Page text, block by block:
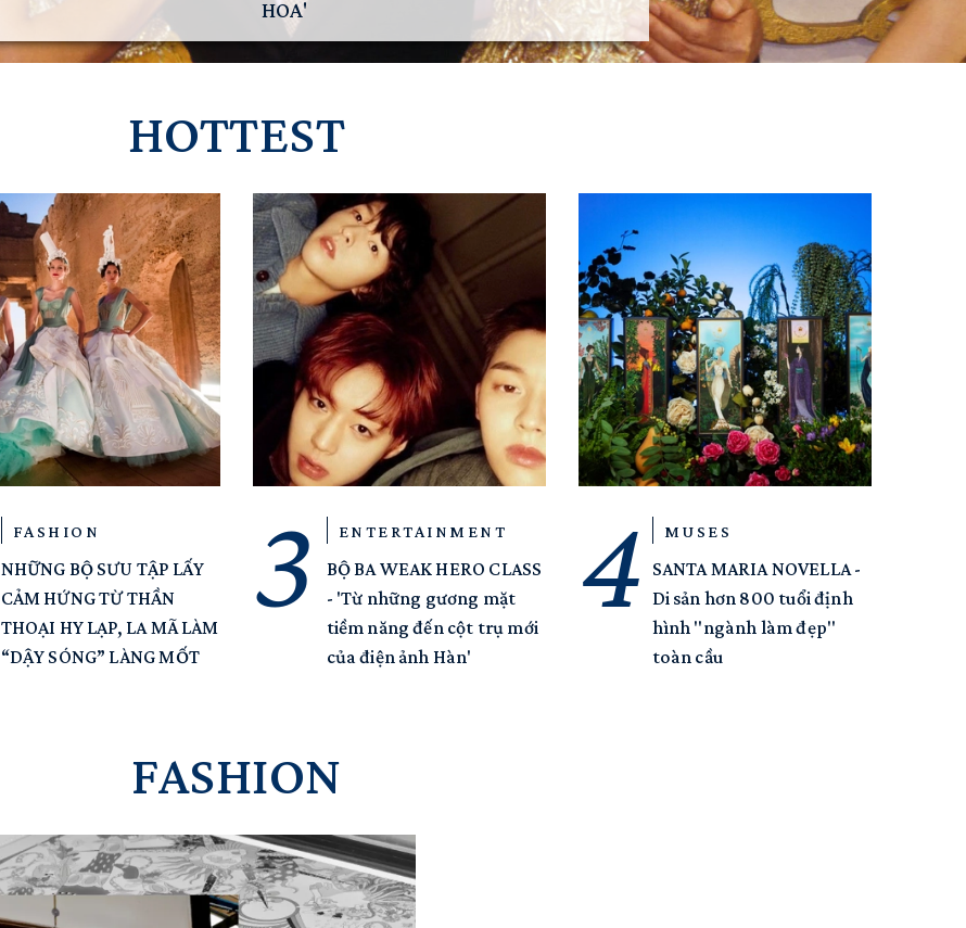
HOTTEST
FASHION
NHỮNG BỘ SƯU TẬP LẤY
CẢM HỨNG TỪ THẦN
THOẠI HY LẠP, LA MÃ LÀM
“DẬY SÓNG” LÀNG MỐT
ENTERTAINMENT
BỘ BA WEAK HERO CLASS
- 'Từ những gương mặt
tiềm năng đến cột trụ mới
của điện ảnh Hàn'
MUSES
SANTA MARIA NOVELLA -
Di sản hơn 800 tuổi định
hình "ngành làm đẹp"
toàn cầu
FASHION